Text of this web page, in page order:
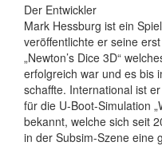
YouTube
immer
entsperren
Der Entwickler
Mark Hessburg ist ein
veröffentlichte er seine
„Newton’s Dice 3D“
erfolgreich war und es bis
schaffte. International ist
für die U-Boot-Simulation
bekannt, welche sich seit
in der Subsim-Szene eine